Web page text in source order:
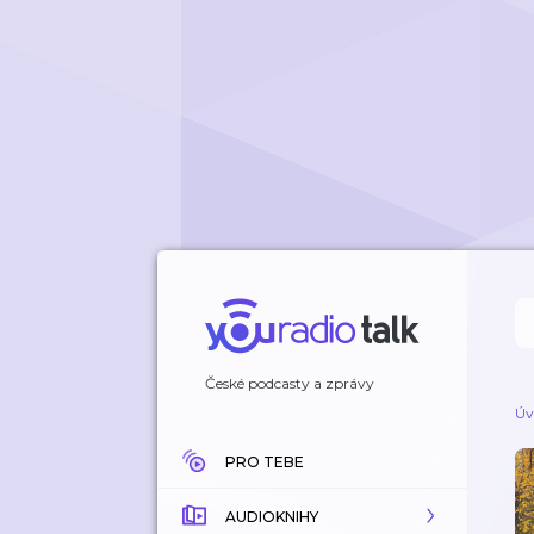
České podcasty a zprávy
PRO TEBE
AUDIOKNIHY